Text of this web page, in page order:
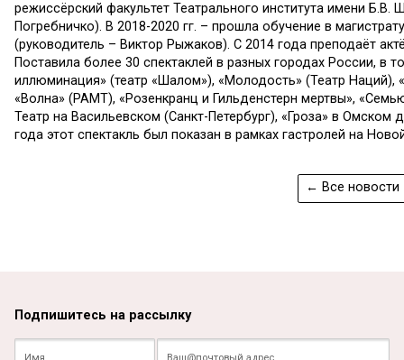
режиссёрский факультет Театрального института имени Б.В.
Погребничко). В 2018-2020 гг. – прошла обучение в
(руководитель – Виктор Рыжаков). С 2014 года преподаёт
Поставила более 30 спектаклей в разных городах России, в
иллюминация» (театр «Шалом»), «Молодость» (Театр Наций),
«Волна» (РАМТ), «Розенкранц и Гильденстерн мертвы»,
Театр на Васильевском (Санкт-Петербург), «Гроза» в Омском
года этот спектакль был показан в рамках гастролей на
← Все новости
Подпишитесь на рассылку